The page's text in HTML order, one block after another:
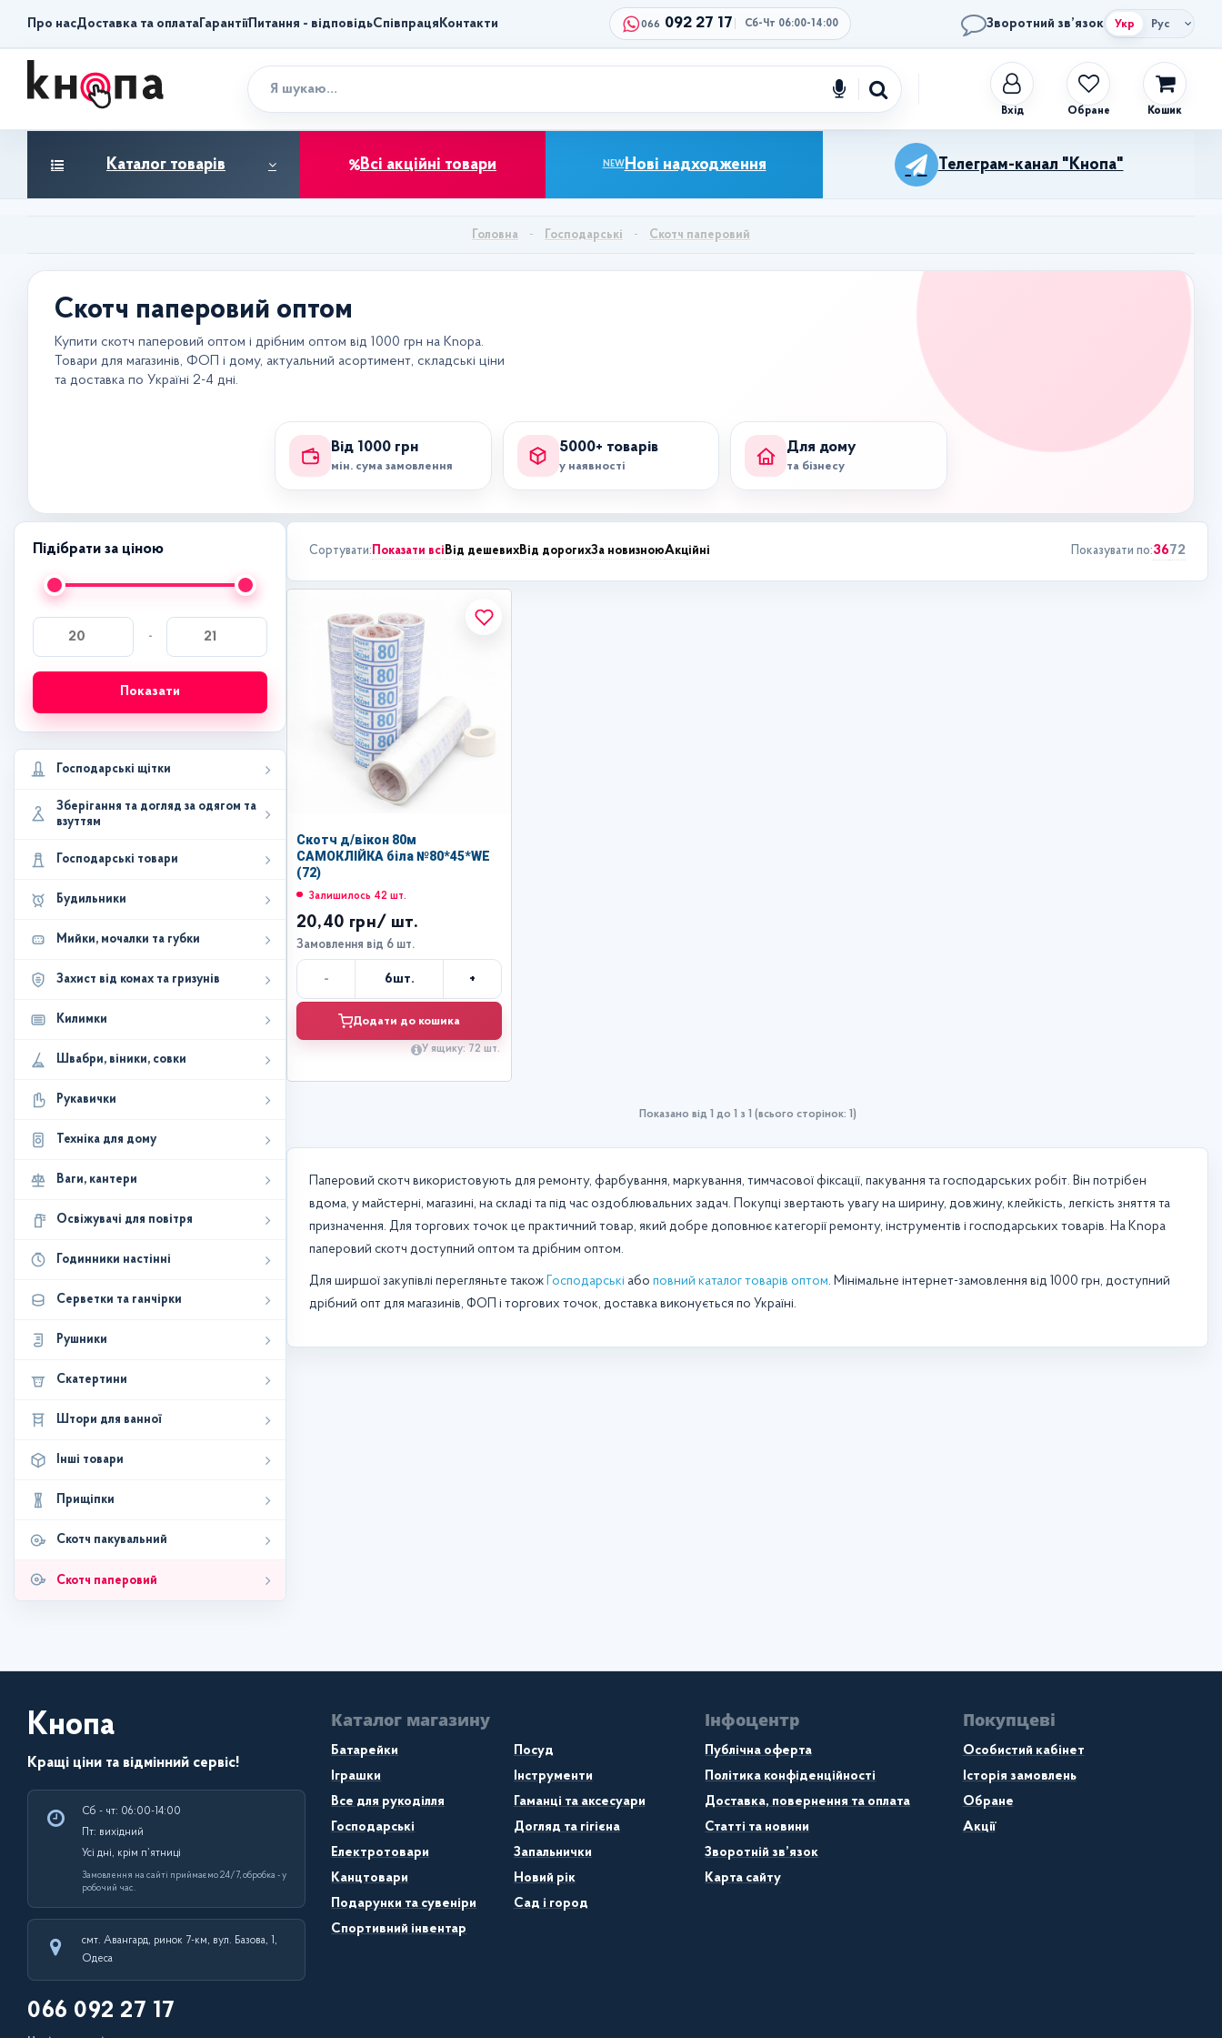
Про насДоставка та оплата ГарантіїПитання - відповідьСпівпраця Контакти 066 092 27 17 Сб-Чт 06:00-14:00 Зворотний зв’язок Укр Рус
Обране Кошик
Каталог товарів Всі акційні товари NEWНові надходження Телеграм-канал "Кнопа"
Головна Господарські Скотч паперовий
Скотч паперовий оптом
Купити скотч паперовий оптом і дрібним оптом від 1000 грн на Knopa.
Товари для магазинів, ФОП і дому, актуальний асортимент, складські ціни
та доставка по Україні 2-4 дні.
Від 1000 грн
мін. сума замовлення
5000+ товарів
у наявності
Для дому
та бізнесу
Підібрати за ціною
-
Показати
Господарські щітки
Зберігання та догляд за одягом та
взуттям
Господарські товари
Будильники
Мийки, мочалки та губки
Захист від комах та гризунів
Килимки
Швабри, віники, совки
Рукавички
Техніка для дому
Ваги, кантери
Освіжувачі для повітря
Годинники настінні
Серветки та ганчірки
Рушники
Скатертини
Штори для ванної
Інші товари
Прищіпки
Скотч пакувальний
Скотч паперовий
Сортувати: Показати всі Від дешевихВід дорогихЗа новизноюАкційні Показувати по:3672
Скотч д/вікон 80м
САМОКЛІЙКА біла №80*45*WE
(72)
Залишилось 42 шт.
20,40 грн/ шт.
Замовлення від 6 шт.
- 6шт. +
Додати до кошика
У ящику: 72 шт.
Показано від 1 до 1 з 1 (всього сторінок: 1)
Паперовий скотч використовують для ремонту, фарбування, маркування, тимчасової фіксації, пакування та господарських робіт. Він потрібен
вдома, у майстерні, магазині, на складі та під час оздоблювальних задач. Покупці звертають увагу на ширину, довжину, клейкість, легкість зняття та
призначення. Для торгових точок це практичний товар, який добре доповнює категорії ремонту, інструментів і господарських товарів. На Knopa
паперовий скотч доступний оптом та дрібним оптом.
Для ширшої закупівлі перегляньте також Господарські або повний каталог товарів оптом. Мінімальне інтернет-замовлення від 1000 грн, доступний
дрібний опт для магазинів, ФОП і торгових точок, доставка виконується по Україні.
Кнопа
Кращі ціни та відмінний сервіс!
Сб - чт: 06:00-14:00
Пт: вихідний
Усі дні, крім п’ятниці
Замовлення на сайті приймаємо 24/7, обробка - у
робочий час.
смт. Авангард, ринок 7-км, вул. Базова, 1,
Одеса
066 092 27 17
Каталог магазину
Батарейки
Посуд
Іграшки
Інструменти
Все для рукоділля
Гаманці та аксесуари
Господарські
Догляд та гігієна
Електротовари
Запальнички
Канцтовари
Новий рік
Подарунки та сувеніри
Сад і город
Спортивний інвентар
Інфоцентр
Публічна оферта
Політика конфіденційності
Доставка, повернення та оплата
Статті та новини
Зворотній зв’язок
Карта сайту
Покупцеві
Особистий кабінет
Історія замовлень
Обране
Акції